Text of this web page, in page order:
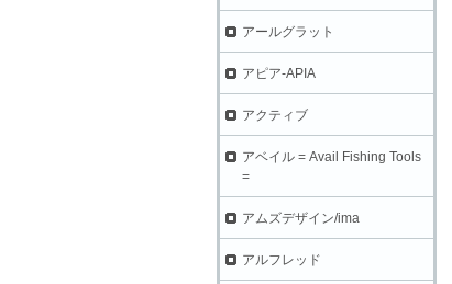
アールグラット
アピア-APIA
アクティブ
アベイル = Avail Fishing Tools
=
アムズデザイン/ima
アルフレッド